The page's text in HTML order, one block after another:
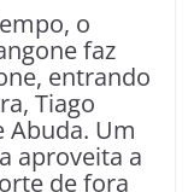
o
faz
entrando
Tiago
Abuda. Um
aproveita a
de fora